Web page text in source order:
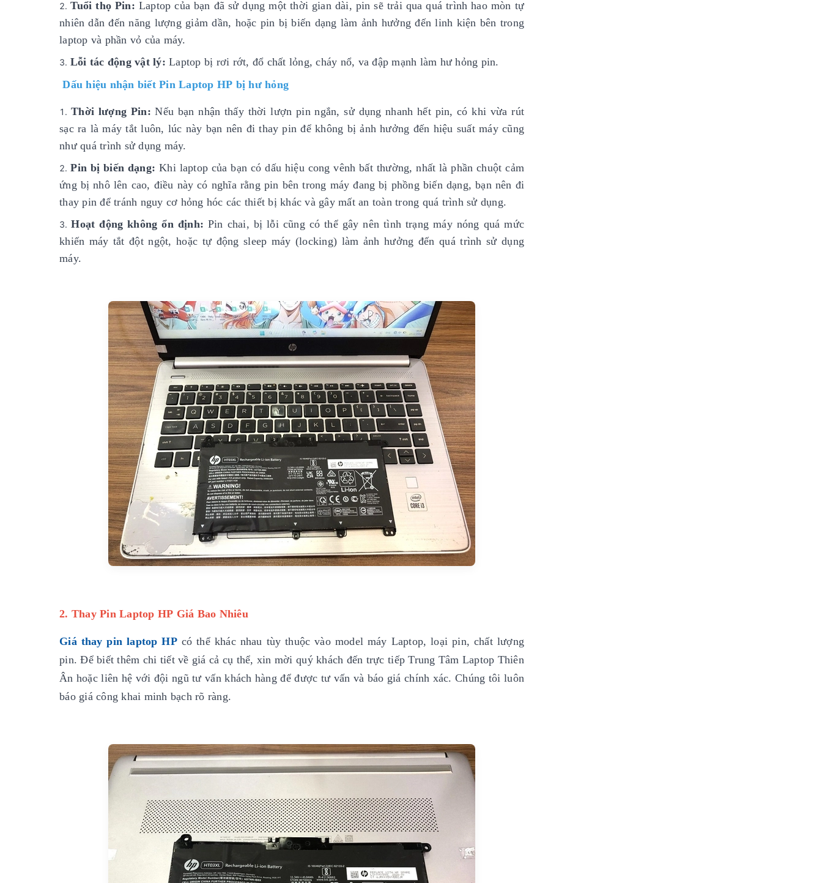
Tuổi thọ Pin: Laptop của bạn đã sử dụng một thời gian dài, pin sẽ trải qua quá trình hao mòn tự
nhiên dẫn đến năng lượng giảm dần, hoặc pin bị biến dạng làm ảnh hưởng đến linh kiện bên trong
laptop và phần vỏ của máy.
Lỗi tác động vật lý: Laptop bị rơi rớt, đổ chất lỏng, cháy nổ, va đập mạnh làm hư hỏng pin.
Dấu hiệu nhận biết Pin Laptop HP bị hư hỏng
Thời lượng Pin: Nếu bạn nhận thấy thời lượn pin ngắn, sử dụng nhanh hết pin, có khi vừa rút
sạc ra là máy tắt luôn, lúc này bạn nên đi thay pin để không bị ảnh hưởng đến hiệu suất máy cũng
như quá trình sử dụng máy.
Pin bị biến dạng: Khi laptop của bạn có dấu hiệu cong vênh bất thường, nhất là phần chuột cảm
ứng bị nhô lên cao, điều này có nghĩa rằng pin bên trong máy đang bị phồng biến dạng, bạn nên đi
thay pin để tránh nguy cơ hỏng hóc các thiết bị khác và gây mất an toàn trong quá trình sử dụng.
Hoạt động không ổn định: Pin chai, bị lỗi cũng có thể gây nên tình trạng máy nóng quá mức
khiến máy tắt đột ngột, hoặc tự động sleep máy (locking) làm ảnh hưởng đến quá trình sử dụng
máy.
2. Thay Pin Laptop HP Giá Bao Nhiêu
Giá thay pin laptop HPcó thể khác nhau tùy thuộc vào model máy Laptop, loại pin, chất lượng
pin. Để biết thêm chi tiết về giá cả cụ thể, xin mời quý khách đến trực tiếp Trung Tâm Laptop Thiên
Ân hoặc liên hệ với đội ngũ tư vấn khách hàng để được tư vấn và báo giá chính xác. Chúng tôi luôn
báo giá công khai minh bạch rõ ràng.